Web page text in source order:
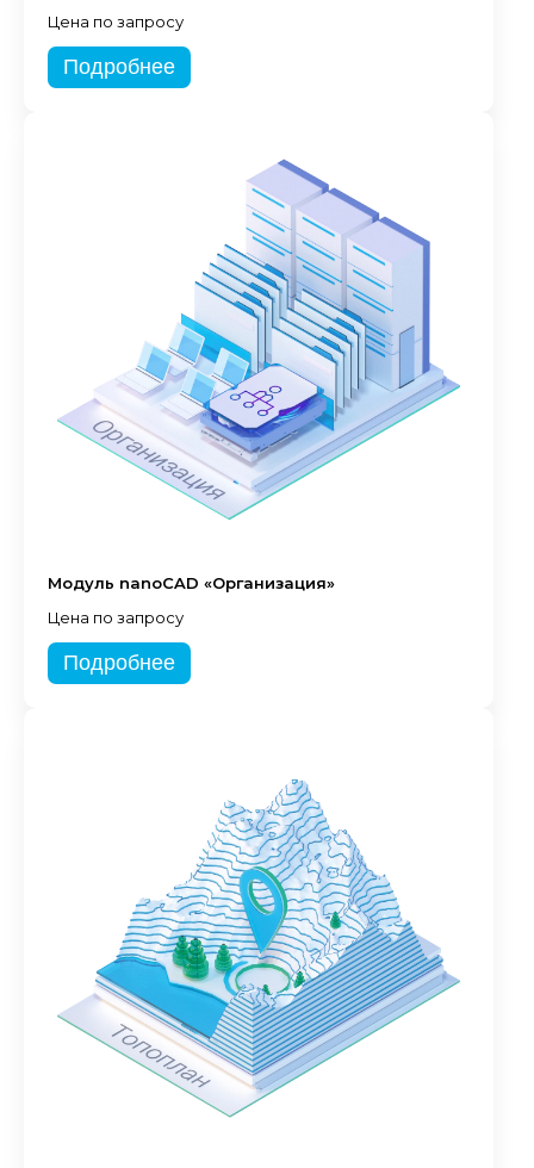
Цена по запросу
Подробнее
Модуль nanoCAD «Организация»
Цена по запросу
Подробнее